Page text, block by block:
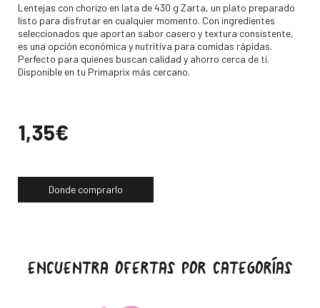
Descripción
Lentejas con chorizo en lata de 430 g Zarta, un plato preparado
listo para disfrutar en cualquier momento. Con ingredientes
seleccionados que aportan sabor casero y textura consistente,
es una opción económica y nutritiva para comidas rápidas.
Perfecto para quienes buscan calidad y ahorro cerca de ti.
Disponible en tu Primaprix más cercano.
Precio
1,35€
Donde comprarlo
ENCUENTRA OFERTAS POR CATEGORÍAS